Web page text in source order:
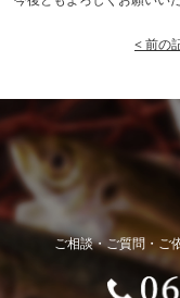
< 前の
ご相談・ご質問・ご